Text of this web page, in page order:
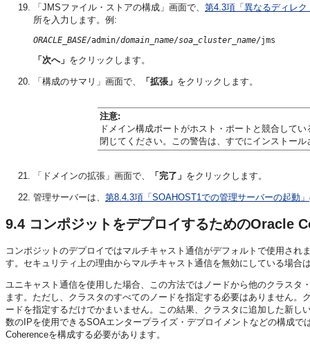
「JMSファイル・ストアの構成」画面で、 第4.3項「異なるディレ
所を入力します。例:
ORACLE_BASE/admin/domain_name/soa_cluster_name
「次へ」 をクリックします。
「構成のサマリ」画面で、 「拡張」 をクリックします。
注意:
ドメイン構成ポートがホスト・ポートと競合して
閉じてください。この警告は、すでにインストー
「ドメインの拡張」画面で、 「完了」 をクリックします。
管理サーバーは、 第8.4.3項「SOAHOST1での管理サーバーの起動」
9.4 コンポジットをデプロイするためのOracle
コンポジットのデプロイではマルチキャスト通信がデフォルトで使用され
す。セキュリティ上の理由からマルチキャスト通信を無効にしている場合
ユニキャスト通信を使用した場合、この方法ではノードから他のクラス
ます。ただし、クラスタのすべてのノードを指定する必要はありません
ードを指定するだけでかまいません。この結果、クラスタに追加した新
数のIPを使用できるSOAエンタープライズ・デプロイメントなどの構成
Coherenceを構成する必要があります。